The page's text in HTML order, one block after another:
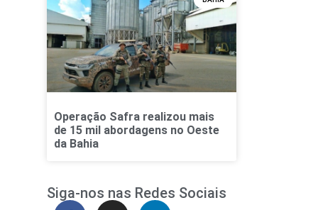
Operação Safra realizou mais
de 15 mil abordagens no Oeste
da Bahia
Siga-nos nas Redes Sociais